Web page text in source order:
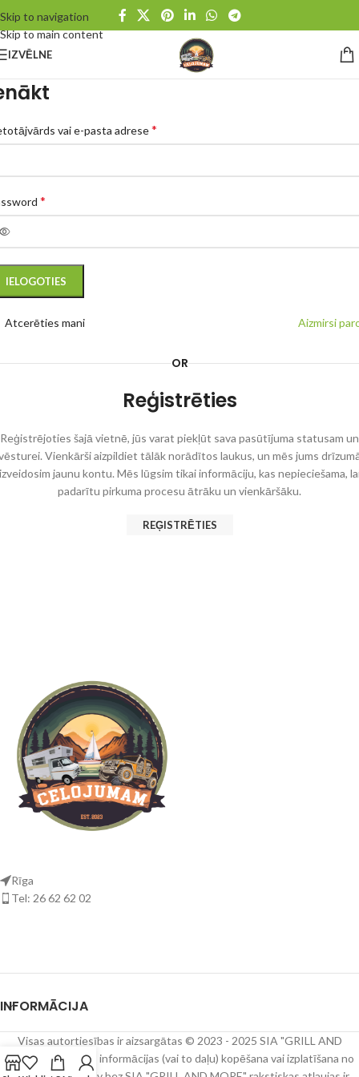
Skip to navigation
Skip to main content
IZVĒLNE
vai e-pasta adrese*
*
IELOGOTIES
Aizmirsi
Atcerēties mani
OR
Reģistrēties
Reģistrējoties šajā vietnē, jūs varat piekļūt sava pasūtījuma statusam un
Vienkārši aizpildiet tālāk norādītos laukus, un mēs jums
jaunu kontu. Mēs lūgsim tikai informāciju, kas nepieciešama,
padarītu pirkuma procesu ātrāku un vienkāršāku.
REĢISTRĒTIES
Rīga
Tel: 26 62 62 02
INFORMĀCIJA
Visas autortiesības ir aizsargātas © 2023 - 2025 SIA "GRILL AND
MORE" Ievietotās informācijas (vai to daļu) kopēšana vai izplatīšana no